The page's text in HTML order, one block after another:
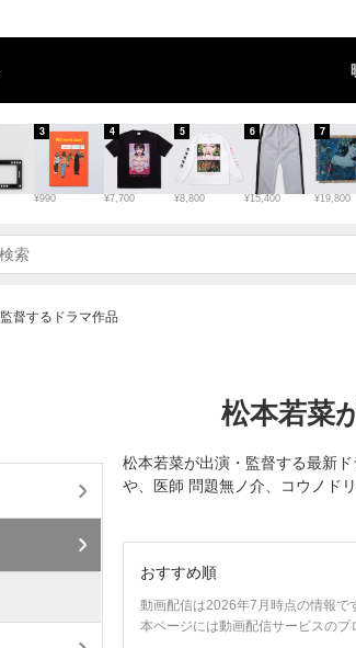
¥990
3
¥7,700
4
¥8,800
5
¥15,400
6
¥19,800
7
督するドラマ作品
松本若菜
松本若菜が出演・監督する最新
や、医師 問題無ノ介、コウノドリ
おすすめ順
動画配信は2026年7月時点の情報で
本ページには動画配信サービスのプ